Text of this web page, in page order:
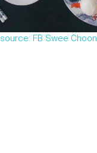
source: FB Swee Choon